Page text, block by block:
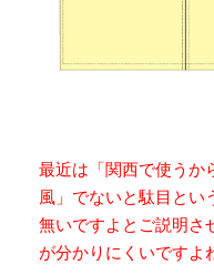
最近は「関西で使うか
風」でないと駄目とい
無いですよとご説明さ
が分かりにくいですよ